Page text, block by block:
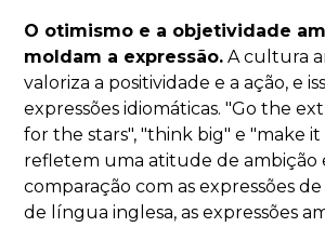
O otimismo e a objetividade
moldam a expressão. A cultura
valoriza a positividade e a ação, e
expressões idiomáticas. "Go the
for the stars", "think big" e "make
refletem uma atitude de ambição
comparação com as expressões
de língua inglesa, as expressões